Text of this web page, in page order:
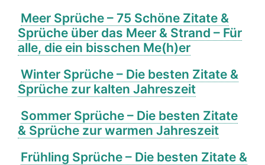
Meer Sprüche – 75 Schöne Zitate &
Sprüche über das Meer & Strand – Für
alle, die ein bisschen Me(h)er
Winter Sprüche – Die besten Zitate &
Sprüche zur kalten Jahreszeit
Sommer Sprüche – Die besten Zitate
& Sprüche zur warmen Jahreszeit
Frühling Sprüche – Die besten Zitate &